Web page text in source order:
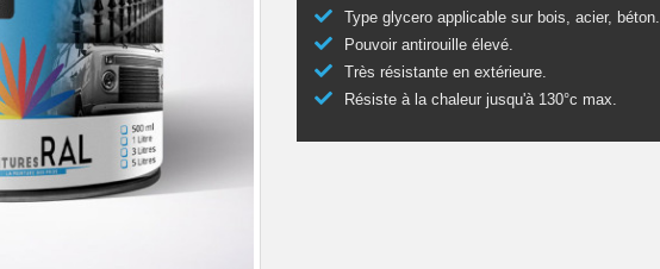
Type glycero applicable sur bois, acier, béton.
Pouvoir antirouille élevé.
Très résistante en extérieure.
Résiste à la chaleur jusqu'à 130°c max.